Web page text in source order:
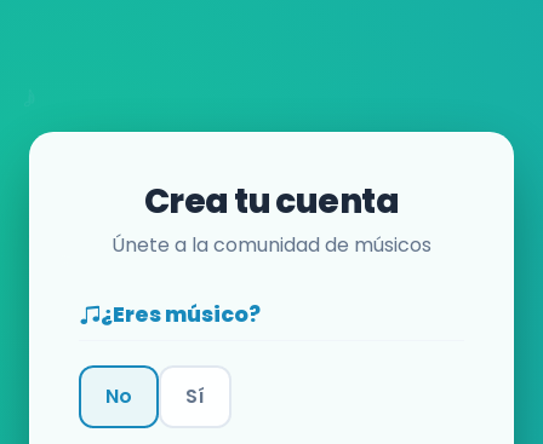
Crea tu cuenta
Únete a la comunidad de músicos
¿Eres músico?
No Sí